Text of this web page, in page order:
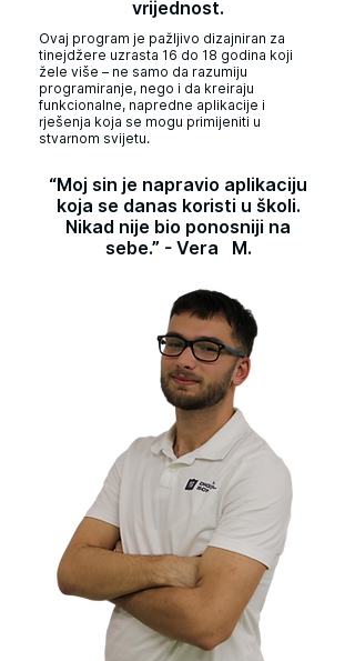
vrijednost.
Ovaj program je pažljivo dizajniran za
tinejdžere uzrasta 16 do 18 godina koji
žele više – ne samo da razumiju
programiranje, nego i da kreiraju
funkcionalne, napredne aplikacije i
rješenja koja se mogu primijeniti u
stvarnom svijetu.
“Moj sin je napravio aplikaciju
koja se danas koristi u školi.
Nikad nije bio ponosniji na
sebe.” - Vera M.